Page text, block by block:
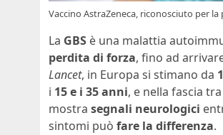
Vaccino AstraZeneca, riconosciuto per
La GBS è una malattia
perdita di forza, fino ad
Lancet, in Europa si stimano da
i 15 e i 35 anni, e nella fascia tra
mostra segnali neurologici
sintomi può fare la differenza.